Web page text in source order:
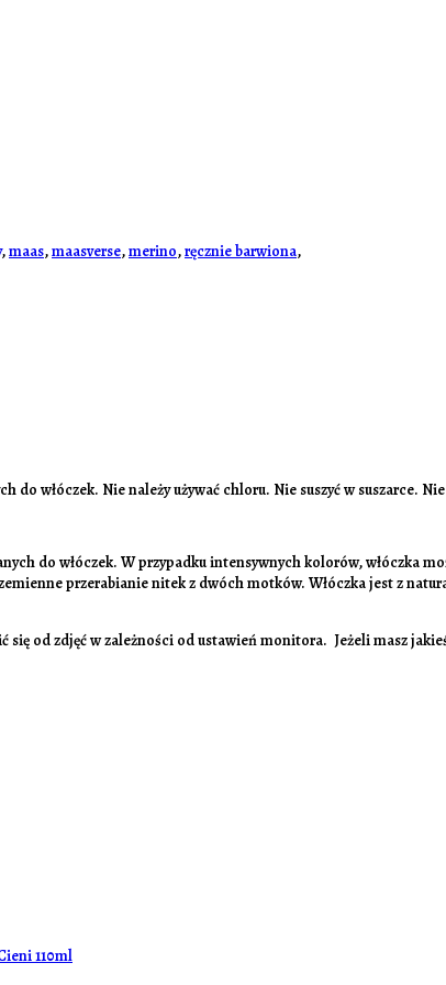
,maas,maasverse,merino,ręcznie barwiona,
włóczek. Nie należy używać chloru. Nie suszyć w suszarce.
do włóczek. W przypadku intensywnych kolorów, włóczka
przerabianie nitek z dwóch motków. Włóczka jest z
od zdjęć w zależności od ustawień monitora. Jeżeli masz